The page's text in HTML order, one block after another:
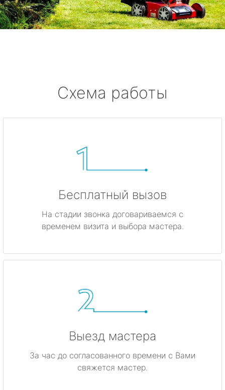
Схема работы
Бесплатный вызов
На стадии звонка договариваемся с
временем визита и выбора мастера.
Выезд мастера
За час до согласованного времени с Вами
свяжется мастер.